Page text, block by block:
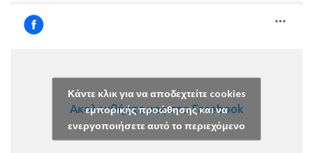
Ακολουθήστε μας στο Facebook
Κάντε κλικ για να αποδεχτείτε cookies
εμπορικής προώθησης και να
ενεργοποιήσετε αυτό το περιεχόμενο